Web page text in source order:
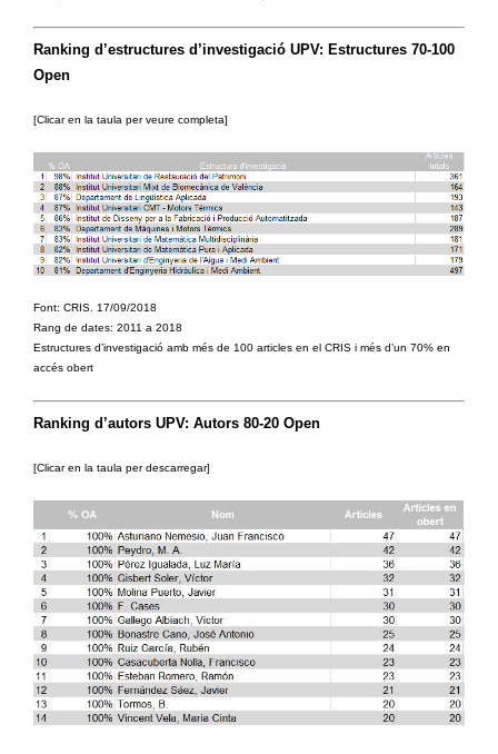
Ranking d’estructures d’investigació UPV: Estructures 70-100
Open
[Clicar en la taula per veure completa]
Font: CRIS. 17/09/2018
Rang de dates: 2011 a 2018
Estructures d’investigació amb més de 100 articles en el CRIS i més d’un 70% en
accés obert
Ranking d’autors UPV: Autors 80-20 Open
[Clicar en la taula per descarregar]